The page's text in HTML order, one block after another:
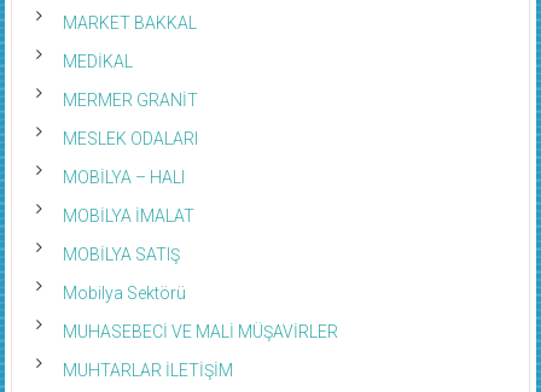
MARKET BAKKAL
MEDİKAL
MERMER GRANİT
MESLEK ODALARI
MOBİLYA – HALI
MOBİLYA İMALAT
MOBİLYA SATIŞ
Mobilya Sektörü
MUHASEBECİ VE MALİ MÜŞAVİRLER
MUHTARLAR İLETİŞİM